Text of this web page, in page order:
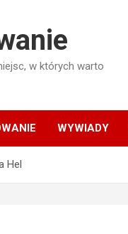
w których warto
WYWIADY
Hel